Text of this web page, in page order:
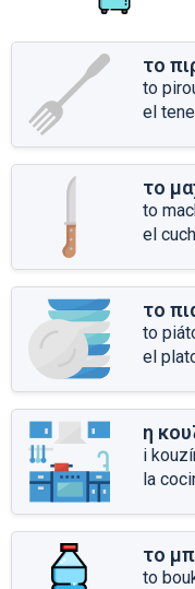
το
to
el
το
to
el
το
to
el
η
i
la
το
to